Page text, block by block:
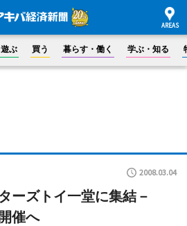
ぶ 買う 暮らす・働く 学ぶ・知る
2008.03.04
ーズトイ一堂に集結－
催へ